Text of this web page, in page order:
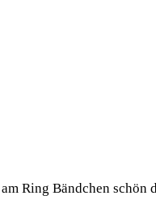
Ring Bändchen